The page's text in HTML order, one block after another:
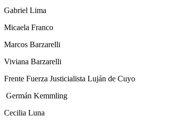
Gabriel Lima
Micaela Franco
Marcos Barzarelli
Viviana Barzarelli
Frente Fuerza Justicialista Luján de Cuyo
Germán Kemmling
Cecilia Luna